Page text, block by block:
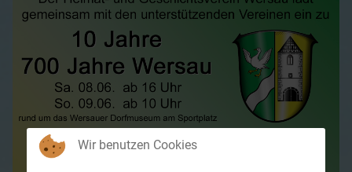
Wir benutzen Cookies